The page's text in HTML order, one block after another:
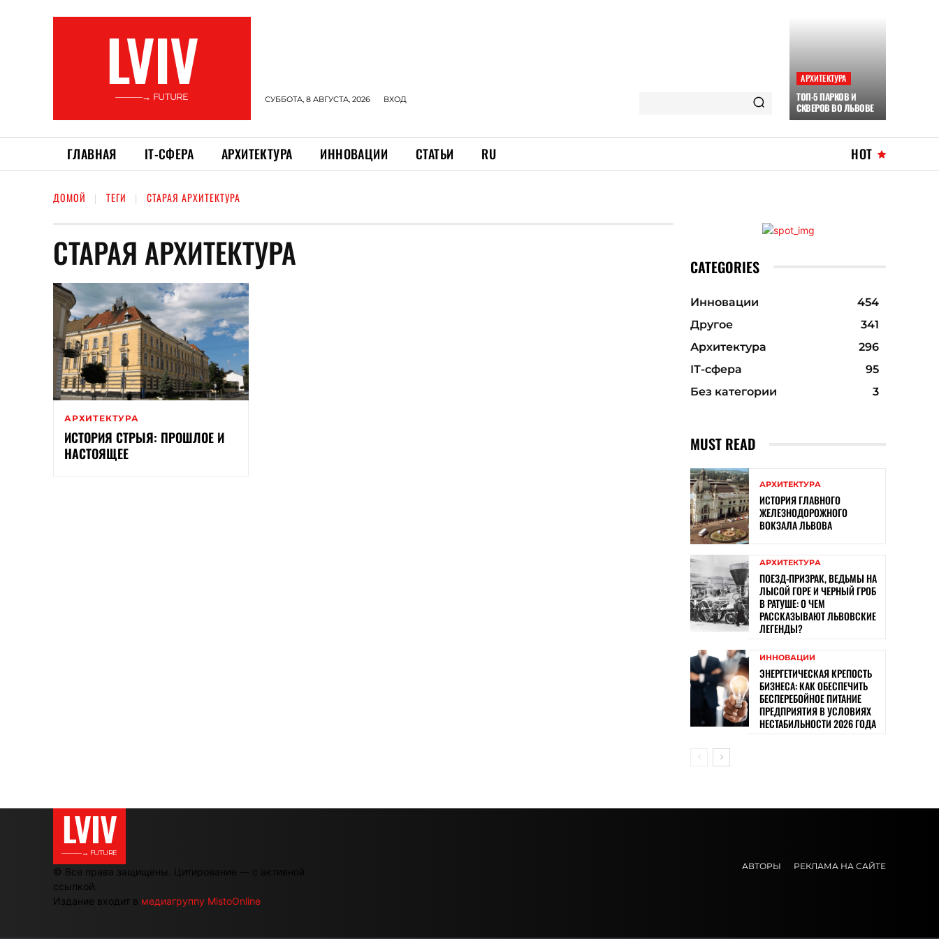
LVIV
———→ FUTURE СУББОТА, 8 АВГУСТА, 2026 ВХОД
АРХИТЕКТУРА
ТОП-5 ПАРКОВ И
СКВЕРОВ ВО ЛЬВОВЕ
ГЛАВНАЯ ІТ-СФЕРА АРХИТЕКТУРА ИННОВАЦИИ СТАТЬИ RU HOT
ДОМОЙ ТЕГИ СТАРАЯ АРХИТЕКТУРА
СТАРАЯ АРХИТЕКТУРА
АРХИТЕКТУРА
ИСТОРИЯ СТРЫЯ: ПРОШЛОЕ И
НАСТОЯЩЕЕ
CATEGORIES
Инновации
454
Другое
341
Архитектура
296
ІТ-сфера
95
Без категории
3
MUST READ
АРХИТЕКТУРА
ИСТОРИЯ ГЛАВНОГО
ЖЕЛЕЗНОДОРОЖНОГО
ВОКЗАЛА ЛЬВОВА
АРХИТЕКТУРА
ПОЕЗД-ПРИЗРАК, ВЕДЬМЫ НА
ЛЫСОЙ ГОРЕ И ЧЕРНЫЙ ГРОБ
В РАТУШЕ: О ЧЕМ
РАССКАЗЫВАЮТ ЛЬВОВСКИЕ
ЛЕГЕНДЫ?
ИННОВАЦИИ
ЭНЕРГЕТИЧЕСКАЯ КРЕПОСТЬ
БИЗНЕСА: КАК ОБЕСПЕЧИТЬ
БЕСПЕРЕБОЙНОЕ ПИТАНИЕ
ПРЕДПРИЯТИЯ В УСЛОВИЯХ
НЕСТАБИЛЬНОСТИ 2026 ГОДА
LVIV
———→ FUTURE
© Все права защищены. Цитирование — с активной
ссылкой.
Издание входит в медиагруппу MistoOnline
АВТОРЫ РЕКЛАМА НА САЙТЕ